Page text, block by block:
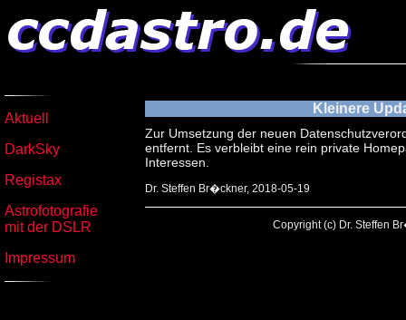
Aktuell
DarkSky
Registax
Astrofotografie
mit der DSLR
Impressum
Kleinere
Zur Umsetzung der neuen
entfernt. Es verbleibt eine rein private
Interessen.
Dr. Steffen Br�ckner, 2018-05-19
Copyright (c) Dr. Steffen